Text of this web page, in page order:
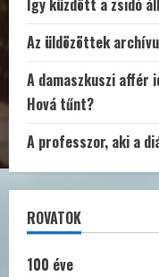
Így küzdött a zsidó
Az üldözöttek
A damaszkuszi affér
Hová tűnt?
A professzor, aki a
ROVATOK
100 éve